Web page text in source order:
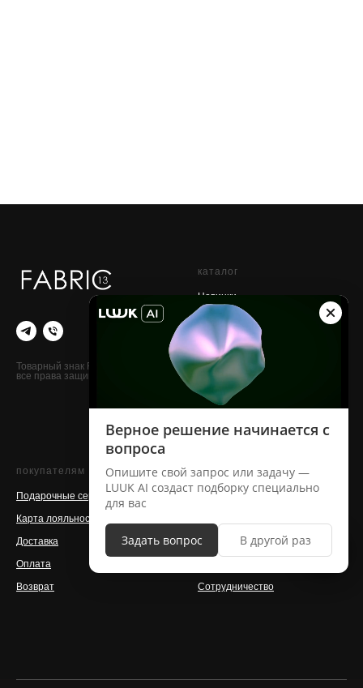
Товарный знак FABRIC13
все права защищены
каталог
Новинки
Sale
Летняя коллекция
Футболки, майки
Худи, лонгсливы, свитшоты
Брюки, джоггеры, шорты
Аксессуары
покупателям
Подарочные сертификаты
Карта лояльности
Доставка
Оплата
Возврат
о бренде
Контакты
Магазины
Сотрудничество